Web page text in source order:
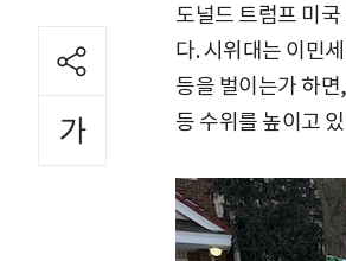
도널드 트럼프 미
다. 시위대는 이민
등을 벌이는가 하
등 수위를 높이고